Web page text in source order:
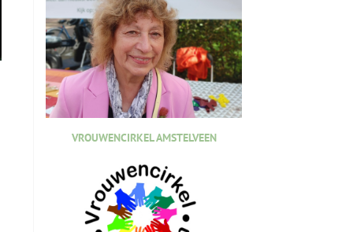
VROUWENCIRKEL AMSTELVEEN